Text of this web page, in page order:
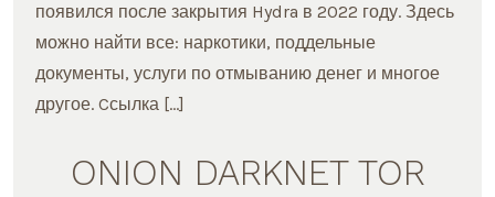
появился после закрытия Hydra в 2022 году. Здесь
можно найти все: наркотики, поддельные
документы, услуги по отмыванию денег и многое
другое. Cсылка […]
ONION DARKNET TOR